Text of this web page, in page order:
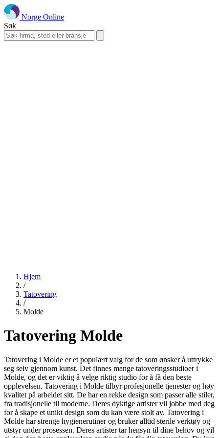
Norge Online
Søk
Hjem
/
Tatovering
/
Molde
Tatovering Molde
Tatovering i Molde er et populært valg for de som ønsker å uttrykke
seg selv gjennom kunst. Det finnes mange tatoveringsstudioer i
Molde, og det er viktig å velge riktig studio for å få den beste
opplevelsen. Tatovering i Molde tilbyr profesjonelle tjenester og høy
kvalitet på arbeidet sitt. De har en rekke design som passer alle stiler,
fra tradisjonelle til moderne. Deres dyktige artister vil jobbe med deg
for å skape et unikt design som du kan være stolt av. Tatovering i
Molde har strenge hygienerutiner og bruker alltid sterile verktøy og
utstyr under prosessen. Deres artister tar hensyn til dine behov og vil